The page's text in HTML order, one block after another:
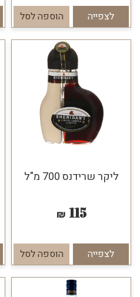
לצפייה הוספה לסל
ליקר שרידנס 700 מ"ל
115
₪
לצפייה הוספה לסל